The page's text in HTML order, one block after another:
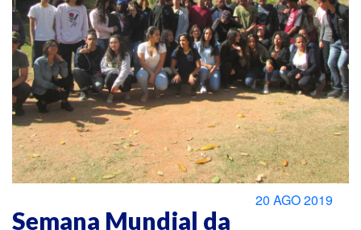
Semana Mundial da
20 AGO 2019